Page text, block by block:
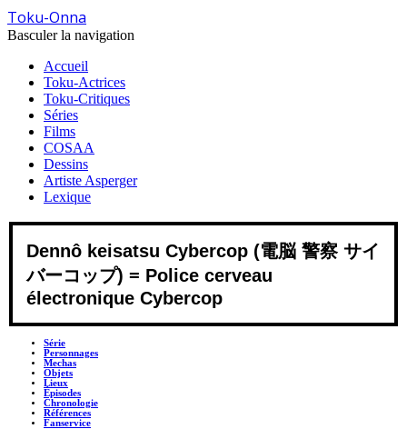
Toku-Onna
Basculer la navigation
Accueil
Toku-Actrices
Toku-Critiques
Séries
Films
COSAA
Dessins
Artiste Asperger
Lexique
Dennô keisatsu Cybercop (電脳 警察 サイ
バーコップ) = Police cerveau
électronique Cybercop
Série
Personnages
Mechas
Objets
Lieux
Épisodes
Chronologie
Références
Fanservice